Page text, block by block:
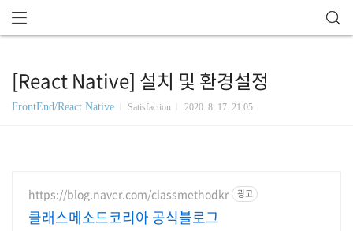
[React Native] 설치 및 환경설정
FrontEnd/React Native Satisfaction 2020. 8. 17. 21:05
https://blog.naver.com/classmethodkr 광고
클래스메소드코리아 공식블로그